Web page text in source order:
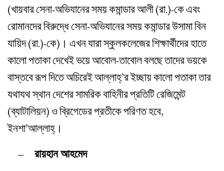
(খায়বার সেনা-অভিযানের সময় কমান্ডার আলী (রা.)-কে এবং
রোমানদের বিরুদ্ধে সেনা-অভিযানের সময় কমান্ডার উসামা বিন
যায়িদ (রা.)-কে)। এখন যারা স্কুলকলেজের শিক্ষার্থীদের হাতে
কালো পতাকা দেখেই ভয়ে আবোল-তাবোল বলছে তাদের ভয়কে
বাস্তবে রূপ দিতে অচিরেই আল্লাহ্‌’র ইচ্ছায় কালো পতাকা তার
যথাযথ স্থান দেশের সামরিক বাহিনীর প্রতিটি রেজিমেন্ট
(ব্যাটালিয়ন) ও ব্রিগেডের প্রতীকে পরিণত হবে,
ইনশা’আল্লাহ্‌।
– রায়হান আহমেদ